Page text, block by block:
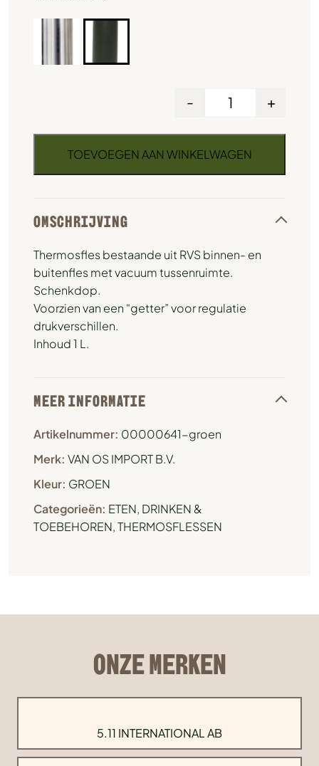
- +
TOEVOEGEN AAN WINKELWAGEN
OMSCHRIJVING
Thermosfles bestaande uit RVS binnen- en
buitenfles met vacuum tussenruimte.
Schenkdop.
Voorzien van een “getter” voor regulatie
drukverschillen.
Inhoud 1 L.
MEER INFORMATIE
Artikelnummer: 00000641-groen
Merk: VAN OS IMPORT B.V.
Kleur: GROEN
Categorieën: ETEN, DRINKEN &
TOEBEHOREN,THERMOSFLESSEN
ONZE MERKEN
5.11 INTERNATIONAL AB